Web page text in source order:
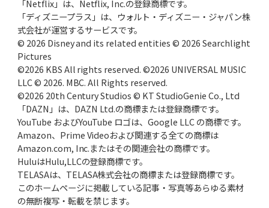
「Netflix」は、Netflix, Inc.の登録商標です。
「ディズニープラス」は、ウォルト・ディズニー・ジャパン株
式会社が運営するサービスです。
© 2026 Disney and its related entities © 2026 Searchlight
Pictures
©2026 KBS All rights reserved. ©2026 UNIVERSAL MUSIC
LLC © 2026. MBC. All Rights reserved.
©2026 20th Century Studios © KT StudioGenie Co., Ltd
「DAZN」は、DAZN Ltd.の商標または登録商標です。
YouTube およびYouTube ロゴは、Google LLC の商標です。
Amazon、Prime Videoおよび関連する全ての商標は
Amazon.com, Inc.またはその関連会社の商標です。
HuluはHulu,LLCの登録商標です。
TELASAは、TELASA株式会社の商標または登録商標です。
このホームページに掲載している記事・写真等あらゆる素材
の無断複写・転載を禁じます。